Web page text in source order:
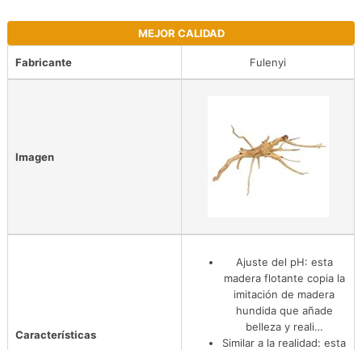
MEJOR CALIDAD
Fabricante Fulenyi
Imagen
Características
Ajuste del pH: esta
madera flotante copia la
imitación de madera
hundida que añade
belleza y reali…
Similar a la realidad: esta